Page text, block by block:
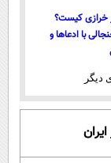
خرازی کیست؟
با ادعاها و
دیگر